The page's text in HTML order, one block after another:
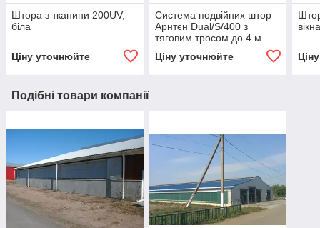
Штора з тканини 200UV,
біла
Ціну уточнюйте
Система подвійних штор
Арнтєн Dual/S/400 з
тяговим тросом до 4 м.
Ціну уточнюйте
Подібні товари компанії